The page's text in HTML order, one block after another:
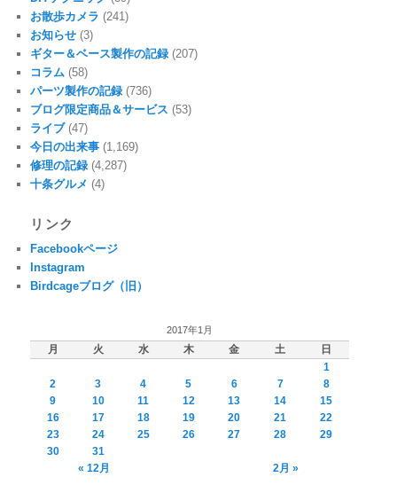
お散歩カメラ (241)
お知らせ (3)
ギター＆ベース製作の記録 (207)
コラム (58)
パーツ製作の記録 (736)
ブログ限定商品＆サービス (53)
ライブ(47)
今日の出来事 (1,169)
修理の記録 (4,287)
十条グルメ (4)
リンク
Facebookページ
Instagram
Birdcageブログ（旧）
2017年1月
月 火 水 木 金 土
日
1
2
3 4 5 6 7
8
9
10 11 12 13 14
15
16
17 18 19 20 21
22
23
24 25 26 27 28
29
30
31
« 12月
2月 »